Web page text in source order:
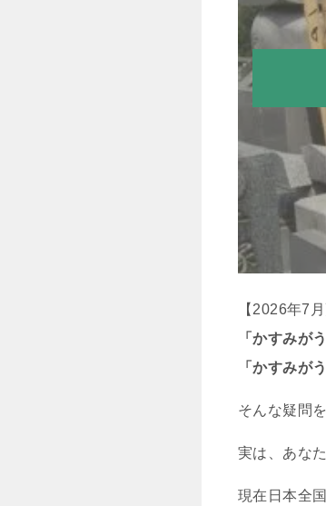
【2026年7月
「かすみが
「かすみが
そんな疑問
実は、あな
現在日本全